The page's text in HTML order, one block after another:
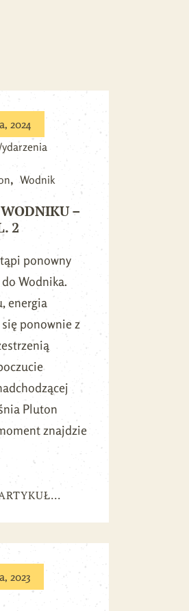
2024
Wodnik
–
2
ponowny
Wodnika.
energia
się ponownie z
Pluton
znajdzie
2023